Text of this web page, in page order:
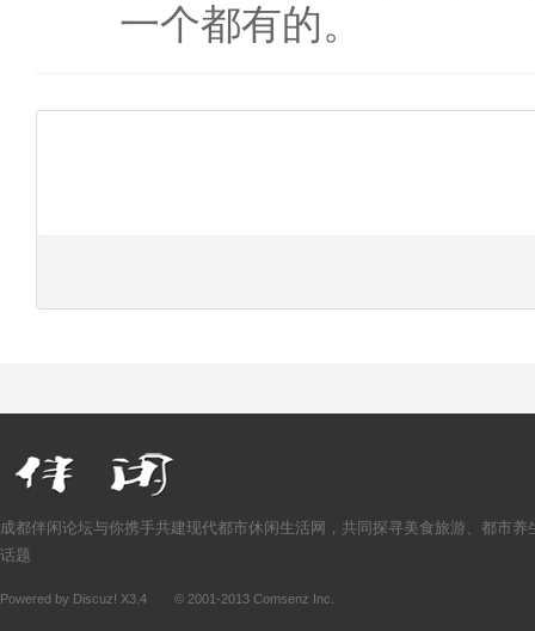
一个都有的。
成都伴闲论坛与你携手共建现代都市休闲生活网，共同探寻美食旅游、都市养
话题
Powered by Discuz! X3.4 © 2001-2013 Comsenz Inc.